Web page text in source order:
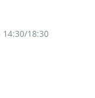
18:30